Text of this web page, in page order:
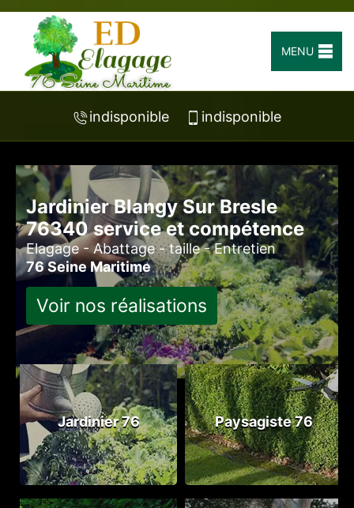
MENU
indisponible indisponible
Jardinier Blangy Sur Bresle
76340 service et compétence
Elagage - Abattage - taille - Entretien
76 Seine Maritime
Voir nos réalisations
Jardinier 76 Paysagiste 76